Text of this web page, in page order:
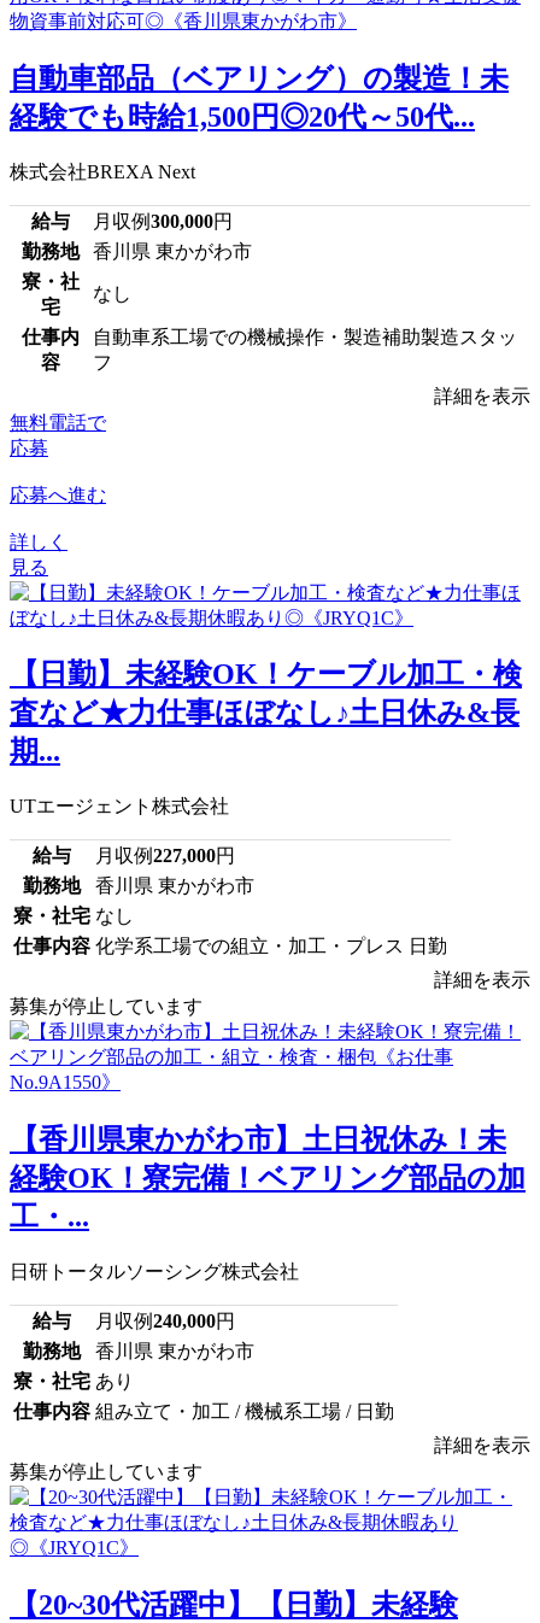
自動車部品（ベアリング）の製造！未
経験でも時給1,500円◎20代～50代...
株式会社BREXA Next
給与 月収例300,000円
勤務地
香川県 東かがわ市
寮・社
宅
なし
仕事内
容
自動車系工場での機械操作・製造補助製造スタッ
フ
詳細を表示
無料電話で
応募
応募へ進む
詳しく
見る
【日勤】未経験OK！ケーブル加工・検
査など★力仕事ほぼなし♪土日休み&長
期...
UTエージェント株式会社
給与 月収例227,000円
勤務地
香川県 東かがわ市
寮・社宅 なし
仕事内容 化学系工場での組立・加工・プレス 日勤
詳細を表示
募集が停止しています
【香川県東かがわ市】土日祝休み！未
経験OK！寮完備！ベアリング部品の加
工・...
日研トータルソーシング株式会社
給与 月収例240,000円
勤務地
香川県 東かがわ市
寮・社宅 あり
仕事内容 組み立て・加工 / 機械系工場 / 日勤
詳細を表示
募集が停止しています
【20~30代活躍中】【日勤】未経験